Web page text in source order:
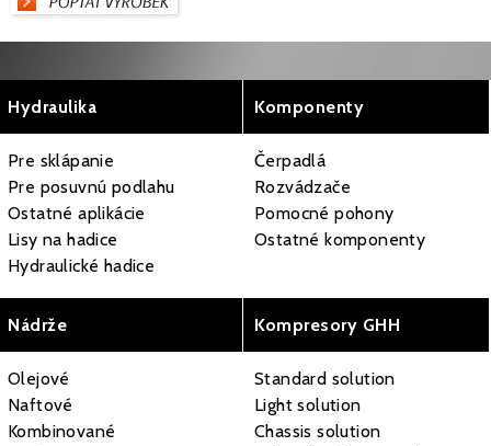
Hydraulika
Pre sklápanie
Pre posuvnú podlahu
Ostatné aplikácie
Lisy na hadice
Hydraulické hadice
Komponenty
Čerpadlá
Rozvádzače
Pomocné pohony
Ostatné komponenty
Nádrže
Olejové
Naftové
Kombinované
Kompresory GHH
Standard solution
Light solution
Chassis solution